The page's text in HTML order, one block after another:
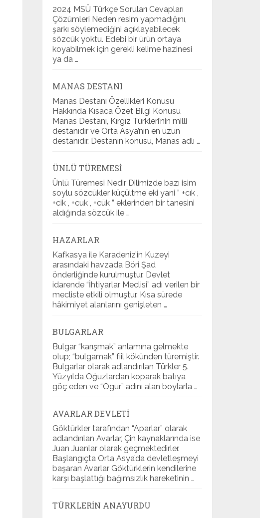
2024 MSÜ Türkçe Soruları Cevapları
Çözümleri Neden resim yapmadığını,
şarkı söylemediğini açıklayabilecek
sözcük yoktu. Edebi bir ürün ortaya
koyabilmek için gerekli kelime hazinesi
ya da …
MANAS DESTANI
Manas Destanı Özellikleri Konusu
Hakkında Kısaca Özet Bilgi Konusu
Manas Destanı, Kırgız Türkleri’nin milli
destanıdır ve Orta Asya’nın en uzun
destanıdır. Destanın konusu, Manas adlı …
ÜNLÜ TÜREMESI
Ünlü Türemesi Nedir Dilimizde bazı isim
soylu sözcükler küçültme eki yani ” +cık ,
+cik , +cuk , +cük ” eklerinden bir tanesini
aldığında sözcük ile …
HAZARLAR
Kafkasya ile Karadeniz’in Kuzeyi
arasındaki havzada Böri Şad
önderliğinde kurulmuştur. Devlet
idarende “İhtiyarlar Meclisi” adı verilen bir
mecliste etkili olmuştur. Kısa sürede
hâkimiyet alanlarını genişleten …
BULGARLAR
Bulgar “karışmak” anlamına gelmekte
olup; “bulgamak” fiil kökünden türemiştir.
Bulgarlar olarak adlandırılan Türkler 5.
Yüzyılda Oğuzlardan koparak batıya
göç eden ve “Ogur” adını alan boylarla …
AVARLAR DEVLETI
Göktürkler tarafından “Aparlar” olarak
adlandırılan Avarlar, Çin kaynaklarında ise
Juan Juanlar olarak geçmektedirler.
Başlangıçta Orta Asya’da devletleşmeyi
başaran Avarlar Göktürklerin kendilerine
karşı başlattığı bağımsızlık hareketinin …
TÜRKLERIN ANAYURDU